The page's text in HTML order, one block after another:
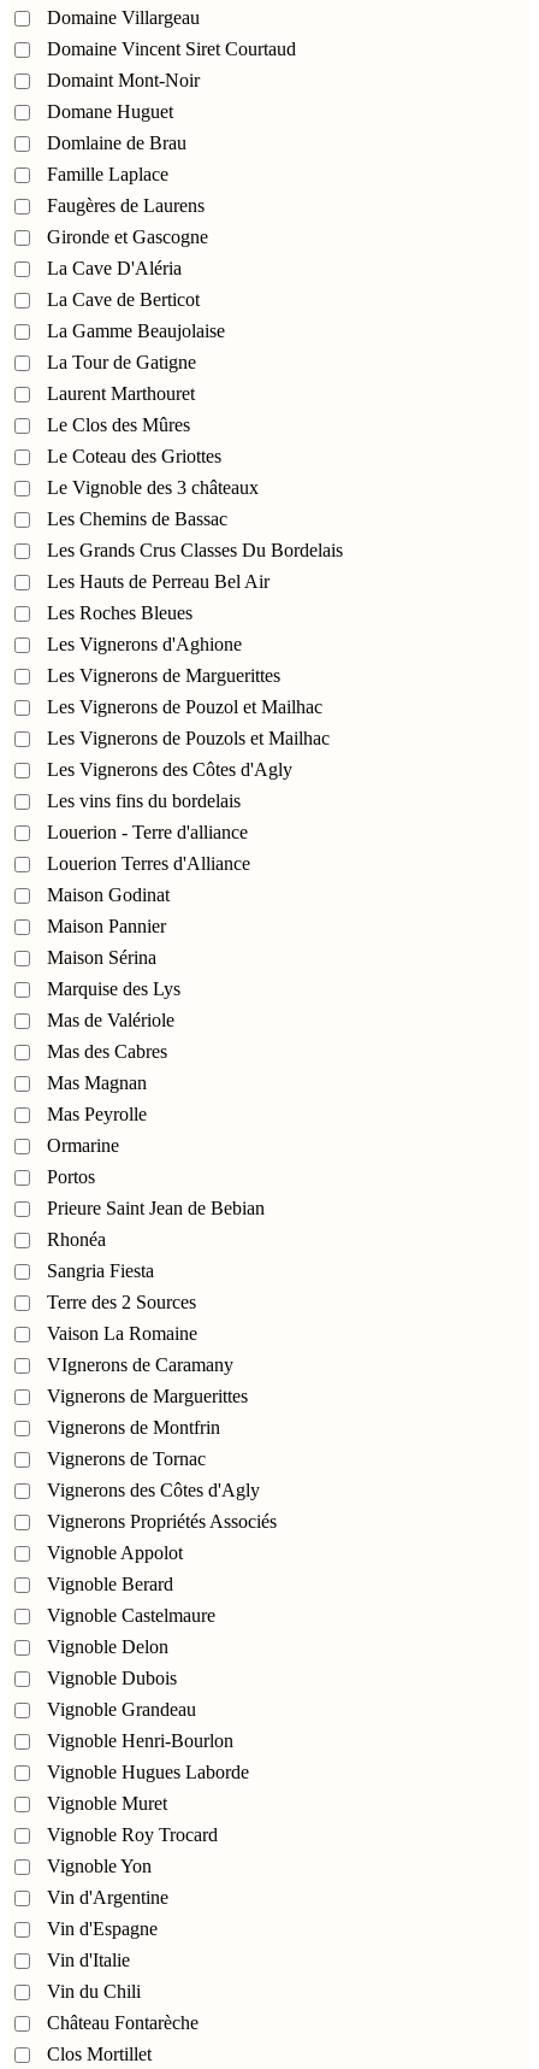
Domaine Villargeau
Domaine Vincent Siret Courtaud
Domaint Mont-Noir
Domane Huguet
Domlaine de Brau
Famille Laplace
Faugères de Laurens
Gironde et Gascogne
La Cave D'Aléria
La Cave de Berticot
La Gamme Beaujolaise
La Tour de Gatigne
Laurent Marthouret
Le Clos des Mûres
Le Coteau des Griottes
Le Vignoble des 3 châteaux
Les Chemins de Bassac
Les Grands Crus Classes Du Bordelais
Les Hauts de Perreau Bel Air
Les Roches Bleues
Les Vignerons d'Aghione
Les Vignerons de Marguerittes
Les Vignerons de Pouzol et Mailhac
Les Vignerons de Pouzols et Mailhac
Les Vignerons des Côtes d'Agly
Les vins fins du bordelais
Louerion - Terre d'alliance
Louerion Terres d'Alliance
Maison Godinat
Maison Pannier
Maison Sérina
Marquise des Lys
Mas de Valériole
Mas des Cabres
Mas Magnan
Mas Peyrolle
Ormarine
Portos
Prieure Saint Jean de Bebian
Rhonéa
Sangria Fiesta
Terre des 2 Sources
Vaison La Romaine
VIgnerons de Caramany
Vignerons de Marguerittes
Vignerons de Montfrin
Vignerons de Tornac
Vignerons des Côtes d'Agly
Vignerons Propriétés Associés
Vignoble Appolot
Vignoble Berard
Vignoble Castelmaure
Vignoble Delon
Vignoble Dubois
Vignoble Grandeau
Vignoble Henri-Bourlon
Vignoble Hugues Laborde
Vignoble Muret
Vignoble Roy Trocard
Vignoble Yon
Vin d'Argentine
Vin d'Espagne
Vin d'Italie
Vin du Chili
Château Fontarèche
Clos Mortillet